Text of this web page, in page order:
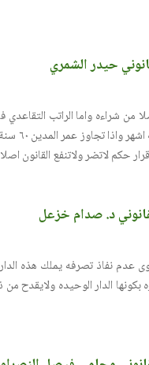
حيدر الشمري
من شراءه واما الراتب
لاتضر ولاتنفع القانون اصلا٥٦.
د. صدام خزعل
نفاذ تصرفه يملك هذه الدار
الدار الوحيده ولايقدح